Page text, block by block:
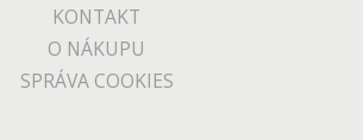
KONTAKT
O NÁKUPU
SPRÁVA COOKIES